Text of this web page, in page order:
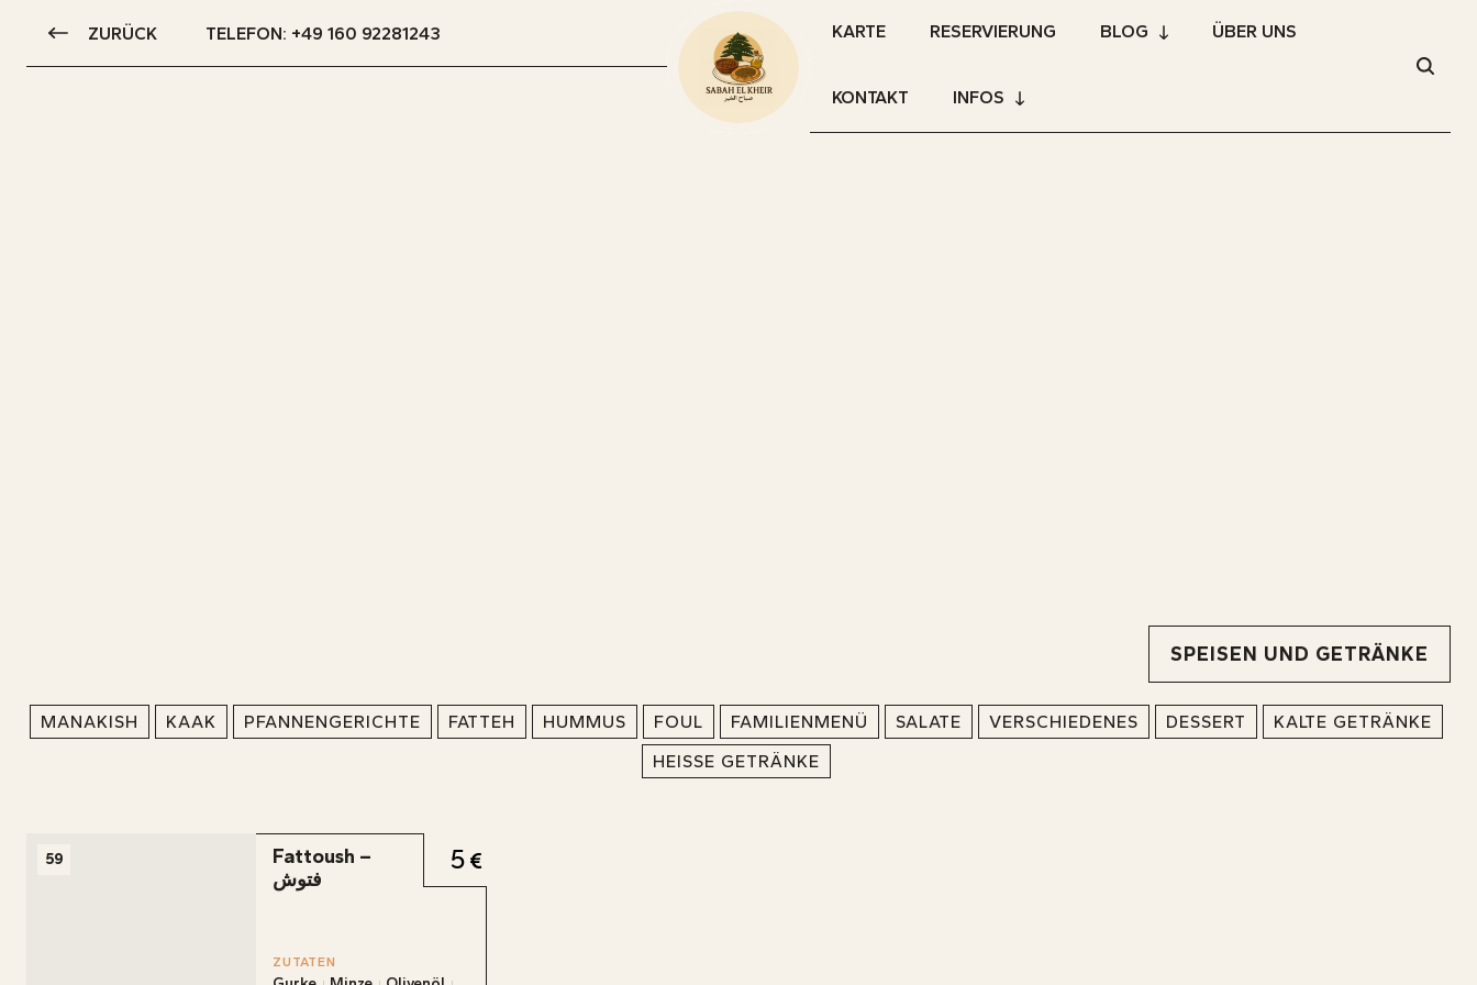
ZURÜCK TELEFON: +49 160 92281243 KARTE RESERVIERUNG BLOG ÜBER UNS
KONTAKT INFOS
SPEISEN UND GETRÄNKE
MANAKISH KAAK PFANNENGERICHTE FATTEH HUMMUS FOUL FAMILIENMENÜ SALATE VERSCHIEDENES DESSERT
KALTE GETRÄNKE
HEISSE GETRÄNKE
59
Fattoush –
فتوش
5
ZUTATEN